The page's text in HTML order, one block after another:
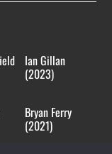
Ian Gillan
(2023)
Bryan Ferry
(2021)